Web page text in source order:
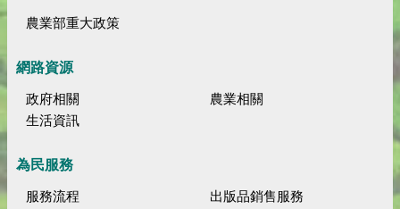
農業部重大政策
網路資源
政府相關
農業相關
生活資訊
為民服務
服務流程
出版品銷售服務